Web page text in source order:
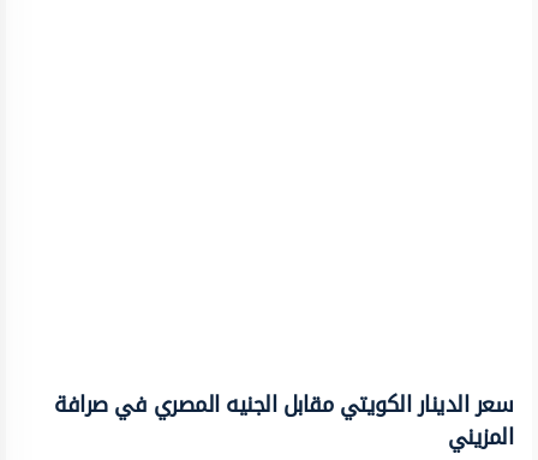
سعر الدينار الكويتي مقابل الجنيه المصري في صرافة
المزيني